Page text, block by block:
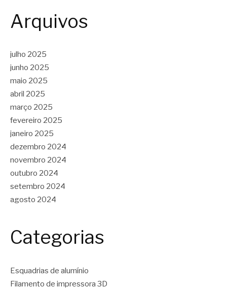
Arquivos
julho 2025
junho 2025
maio 2025
abril 2025
março 2025
fevereiro 2025
janeiro 2025
dezembro 2024
novembro 2024
outubro 2024
setembro 2024
agosto 2024
Categorias
Esquadrias de alumínio
Filamento de impressora 3D